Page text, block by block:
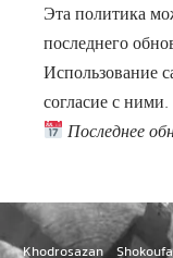
Эта политика
последнего
Использование
согласие с ними.
Последнее
Khodrosazan